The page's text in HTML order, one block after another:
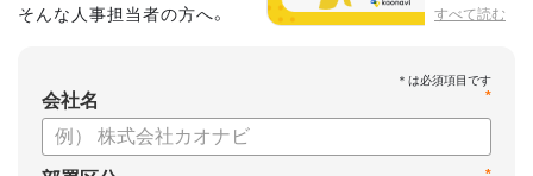
すべて読む
そんな人事担当者の方へ。
本資料では、人事担当者300名の実態調査をもとに現場ですぐ
に役立つ生成AI活用術を紹介しています。
生成AI利用時のポイントや注意事項もまとめているため、これ
から始める方も安心です。評価シートフォーマットの作成や素
*
会社名